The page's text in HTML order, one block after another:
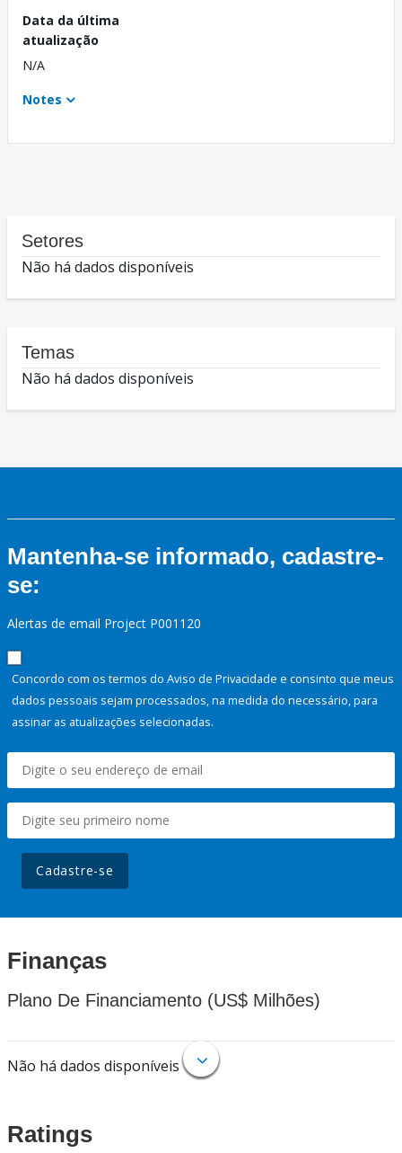
Data da última
atualização
N/A
Notes
Setores
Não há dados disponíveis
Temas
Não há dados disponíveis
Mantenha-se informado, cadastre-
se:
Alertas de email Project P001120
Concordo com os termos do Aviso de Privacidade e consinto que meus
dados pessoais sejam processados, na medida do necessário, para
assinar as atualizações selecionadas.
Cadastre-se
Finanças
Plano De Financiamento (US$ Milhões)
Não há dados disponíveis
Ratings